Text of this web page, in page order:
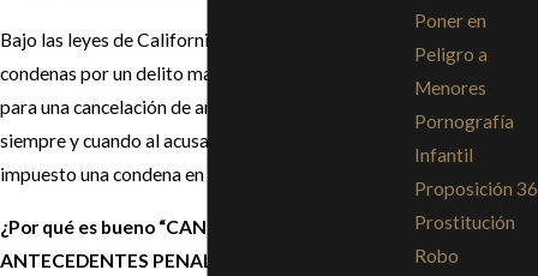
Bajo las leyes de California, la mayoría de las
condenas por un delito mayor reúnen los requisitos
para una cancelación de antecedentes penales
siempre y cuando al acusado no se le haya
impuesto una condena en la prisión estatal.
¿Por qué es bueno “CANCELAR SUS
ANTECEDENTES PENALES” de su historial?
Poner en
Peligro a
Menores
Pornografía
Infantil
Proposición 36
Prostitución
Robo